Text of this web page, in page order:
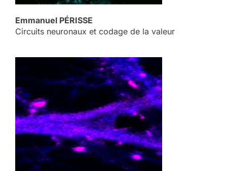
Emmanuel PÉRISSE
Circuits neuronaux et codage de la valeur